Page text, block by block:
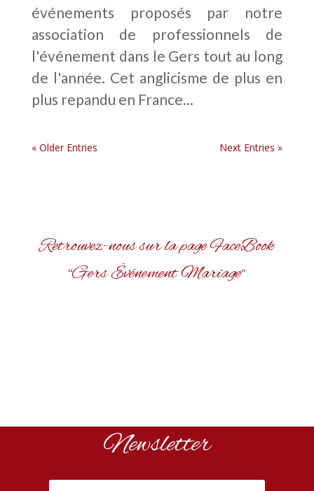
événements proposés par notre
association de professionnels de
l'événement dans le Gers tout au long
de l'année. Cet anglicisme de plus en
plus repandu en France...
« Older Entries Next Entries »
Retrouvez-nous sur la page FaceBook
“Gers Événement Mariage”
Newsletter